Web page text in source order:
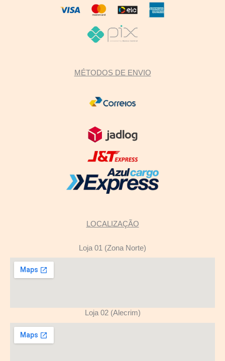
MÉTODOS DE ENVIO
LOCALIZAÇÃO
Loja 01 (Zona Norte)
Loja 02 (Alecrim)